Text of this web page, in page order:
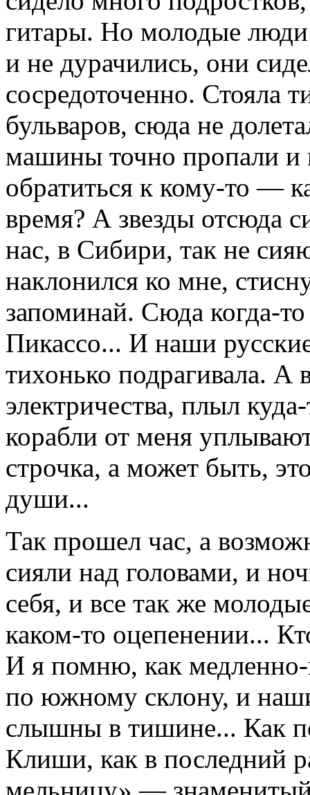
гитары. Но молодые
и не дурачились, они
сосредоточенно. Стояла
бульваров, сюда не
машины точно пропали и
обратиться к кому-то —
время? А звезды отсюда
нас, в Сибири, так не
наклонился ко мне,
запоминай. Сюда когда-
Пикассо... И наши
тихонько подрагивала. А
электричества, плыл
корабли от меня
строчка, а может быть,
души...
Так прошел час, а
сияли над головами, и
себя, и все так же
каком-то оцепенении...
И я помню, как медленно-
по южному склону, и
слышны в тишине... Как
Клиши, как в последний